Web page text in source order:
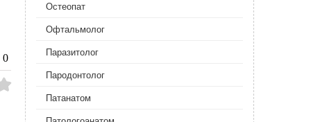
0
Остеопат
Офтальмолог
Паразитолог
Пародонтолог
Патанатом